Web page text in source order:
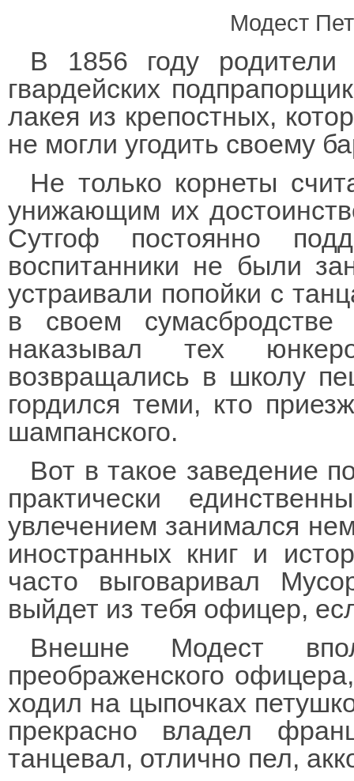
Модест
В 1856 году
гвардейских
лакея из крепостных,
не могли угодить своему
Не только корнеты
унижающим их
Сутгоф постоянно
воспитанники не были
устраивали попойки с
в своем
наказывал тех
возвращались в школу
гордился теми, кто
шампанского.
Вот в такое заведение
практически
увлечением занимался
иностранных книг и
часто выговаривал
выйдет из тебя офицер,
Внешне Модест
преображенского
ходил на цыпочках
прекрасно владел
танцевал, отлично пел,